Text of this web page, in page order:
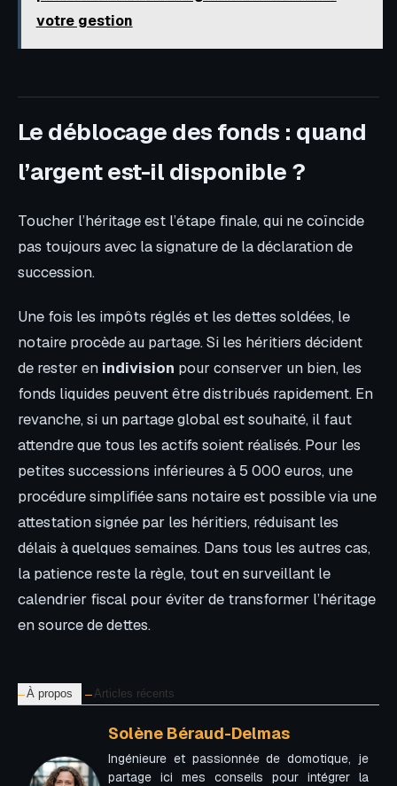
votre gestion
Le déblocage des fonds : quand
l’argent est-il disponible ?
Toucher l’héritage est l’étape finale, qui ne coïncide
pas toujours avec la signature de la déclaration de
succession.
Une fois les impôts réglés et les dettes soldées, le
notaire procède au partage. Si les héritiers décident
de rester en indivision pour conserver un bien, les
fonds liquides peuvent être distribués rapidement. En
revanche, si un partage global est souhaité, il faut
attendre que tous les actifs soient réalisés. Pour les
petites successions inférieures à 5 000 euros, une
procédure simplifiée sans notaire est possible via une
attestation signée par les héritiers, réduisant les
délais à quelques semaines. Dans tous les autres cas,
la patience reste la règle, tout en surveillant le
calendrier fiscal pour éviter de transformer l’héritage
en source de dettes.
À propos Articles récents
Solène Béraud-Delmas
Ingénieure et passionnée de domotique, je
partage ici mes conseils pour intégrer la